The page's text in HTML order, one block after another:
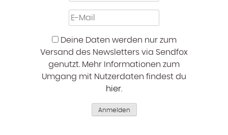
Deine Daten werden nur zum
Versand des Newsletters via Sendfox
genutzt. Mehr Informationen zum
Umgang mit Nutzerdaten findest du
hier.
Anmelden